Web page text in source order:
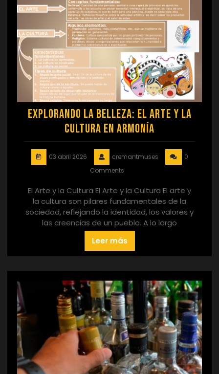
Explorando la Belleza: El Arte y la
Cultura en Armonía
03 abril 2026 cremantmuses
0
Comments
El Arte y la Cultura El Arte y la Cultura El arte y
la cultura son pilares fundamentales de la
sociedad, reflejando la identidad, los valores y
las creencias de un pueblo. A lo largo
Leer más